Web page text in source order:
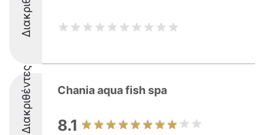
Διακριθέντες Chania aqua fish spa
8.1